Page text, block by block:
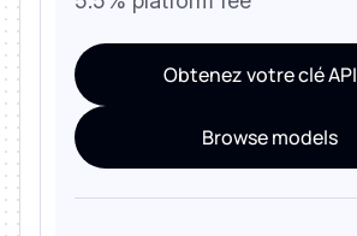
Obtenez votre clé API
Browse models